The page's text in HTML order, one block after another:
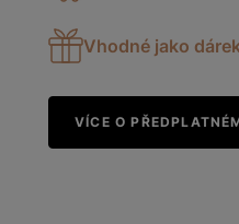
Vhodné jako
VÍCE O